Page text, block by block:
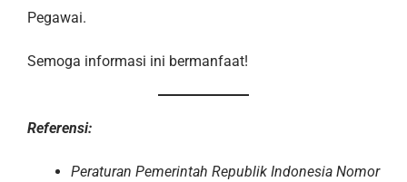
Pegawai.
Semoga informasi ini bermanfaat!
Referensi:
Peraturan Pemerintah Republik Indonesia Nomor